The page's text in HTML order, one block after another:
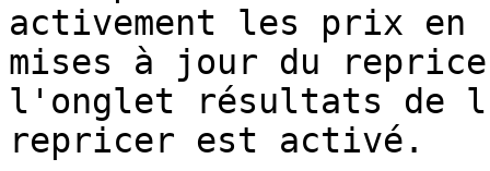
activement les prix en
mises à jour du
l'onglet résultats de
repricer est activé.